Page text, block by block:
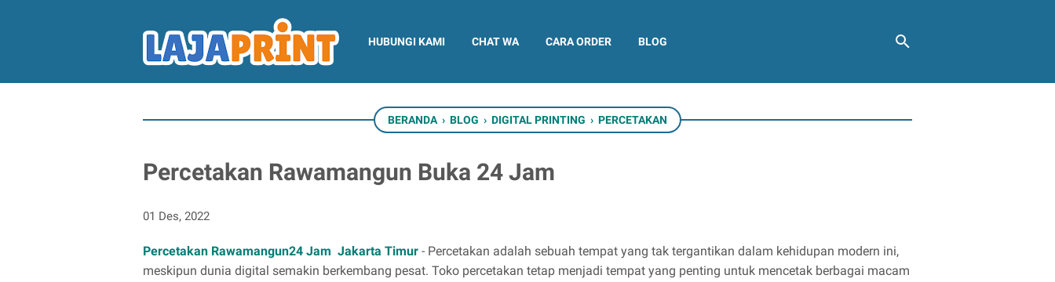
HUBUNGI KAMI CHAT WA CARA ORDER BLOG
BERANDA › BLOG › DIGITAL PRINTING › PERCETAKAN
Percetakan Rawamangun Buka 24 Jam
01 Des, 2022
Percetakan Rawamangun24 Jam Jakarta Timur - Percetakan adalah sebuah tempat yang tak tergantikan dalam kehidupan modern ini,
meskipun dunia digital semakin berkembang pesat. Toko percetakan tetap menjadi tempat yang penting untuk mencetak berbagai macam